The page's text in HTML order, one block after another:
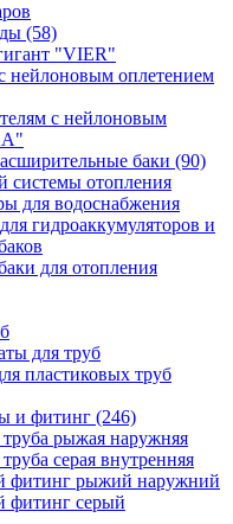
(58)
"VIER"
нейлоновым оплетением
с нейлоновым
баки (90)
системы отопления
для водоснабжения
гидроаккумуляторов и
для отопления
для труб
пластиковых труб
и фитинг (246)
рыжая наружняя
серая внутренняя
фитинг рыжий наружний
фитинг серый